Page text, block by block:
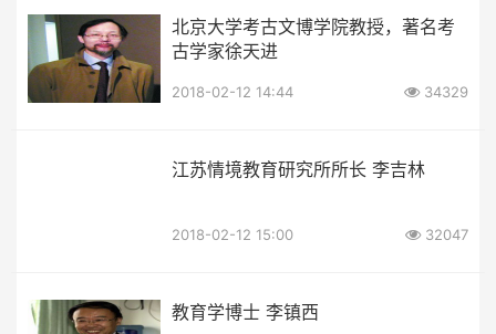
北京大学考古文博学院教授，著名考
古学家徐天进
2018-02-12 14:44 34329
江苏情境教育研究所所长 李吉林
2018-02-12 15:00 32047
教育学博士 李镇西